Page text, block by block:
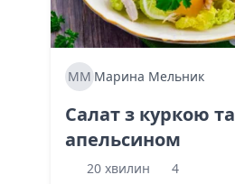
ММ Марина Мельник
Салат з куркою та
апельсином
20 хвилин
4